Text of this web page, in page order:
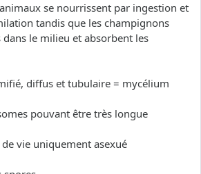
se nourrissent par ingestion et
tandis que les champignons
le milieu et absorbent les
diffus et tubulaire = mycélium
pouvant être très longue
vie uniquement asexué